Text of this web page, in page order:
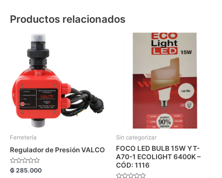
Productos relacionados
Ferretería
Regulador de Presión VALCO
Valorado
con
₲ 285.000
Sin categorizar
FOCO LED BULB 15W YT-
A70-1 ECOLIGHT 6400K –
CÓD: 1116